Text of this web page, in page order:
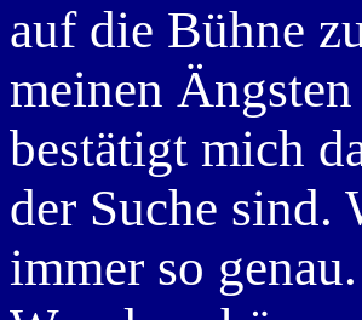
auf die Bühne
meinen
bestätigt mich
der Suche sind.
immer so